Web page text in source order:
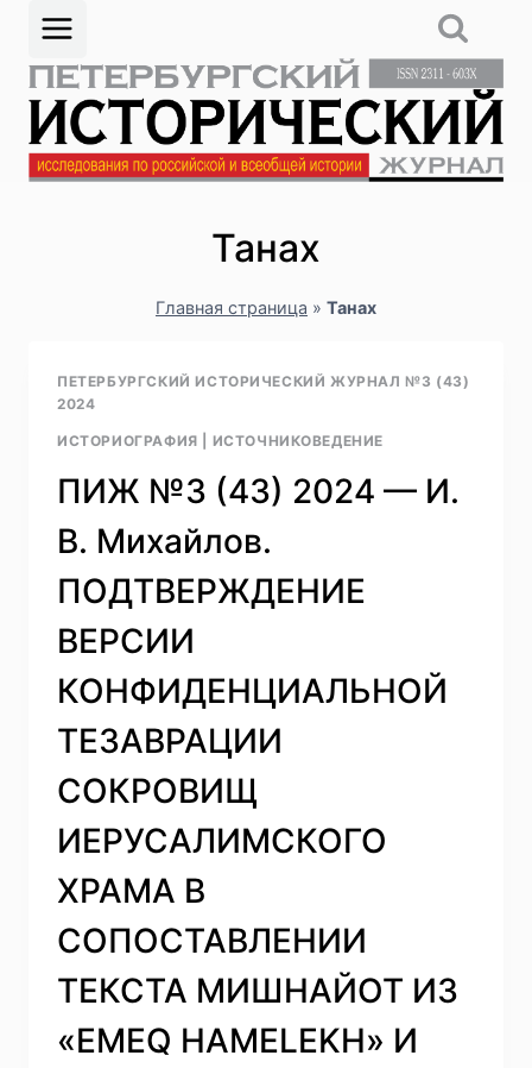
Перейти
содержимому
Танах
Главная страница » Танах
ПЕТЕРБУРГСКИЙ ИСТОРИЧЕСКИЙ ЖУРНАЛ №3 (43)
2024
ИСТОРИОГРАФИЯ ИСТОЧНИКОВЕДЕНИЕ
ПИЖ №3 (43) 2024 — И.
В. Михайлов.
ПОДТВЕРЖДЕНИЕ
ВЕРСИИ
КОНФИДЕНЦИАЛЬНОЙ
ТЕЗАВРАЦИИ
СОКРОВИЩ
ИЕРУСАЛИМСКОГО
ХРАМА В
СОПОСТАВЛЕНИИ
ТЕКСТА МИШНАЙОТ ИЗ
«EMEQ HAMELEKH» И